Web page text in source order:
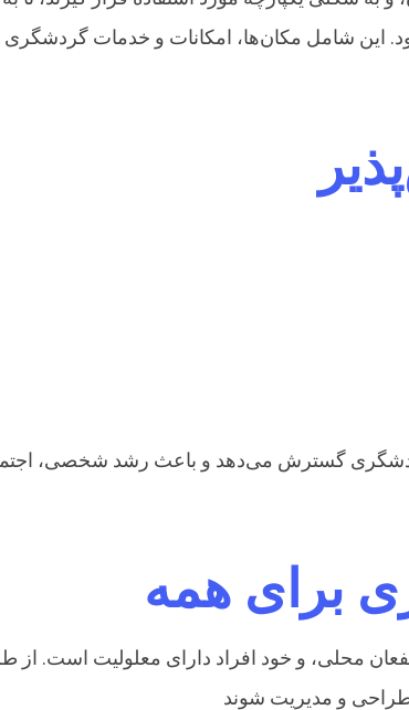
این شامل مکان‌ها، امکانات و خدمات
گسترش می‌دهد و باعث رشد شخصی،
برای همه
محلی، و خود افراد دارای معلولیت است.